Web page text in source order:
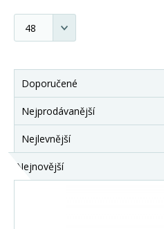
Doporučené
Nejprodávanější
Nejlevnější
Nejnovější